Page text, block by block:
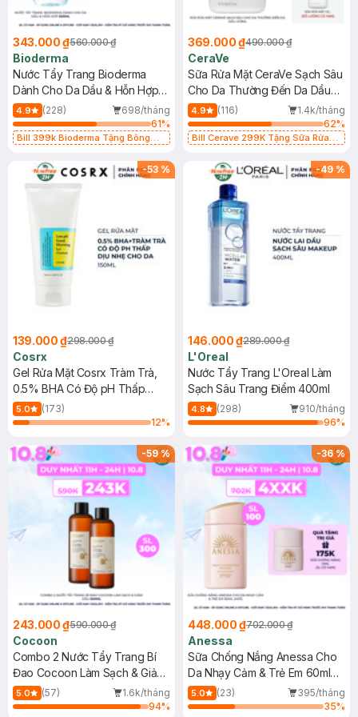
343.000 ₫560.000 ₫
Bioderma
Nước Tẩy Trang Bioderma
Dành Cho Da Dầu & Hỗn Hợp
500ml
4.9 (228)
698/tháng
61%
Bill 399k Bioderma Tặng Bông
369.000 ₫490.000 ₫
CeraVe
Sữa Rửa Mặt CeraVe Sạch Sâu
Cho Da Thường Đến Da Dầu
473ml
4.9 (116)
1.4k/tháng
62%
Bill Cerave 299K Tặng Sữa Rửa
-53 %
139.000 ₫298.000 ₫
Cosrx
Gel Rửa Mặt Cosrx Tràm Trà,
0.5% BHA Có Độ pH Thấp
150ml
5.0
(173)
12%
-49 %
146.000 ₫289.000 ₫
L'Oreal
Nước Tẩy Trang L'Oreal Làm
Sạch Sâu Trang Điểm 400ml
4.8 (298)
910/tháng
96%
-59%
243.000 ₫590.000 ₫
Cocoon
Combo 2 Nước Tẩy Trang Bí
Đao Cocoon Làm Sạch & Giảm
Dầu 500ml
5.0 (57)
1.6k/tháng
94%
-36%
448.000 ₫702.000 ₫
Anessa
Sữa Chống Nắng Anessa Cho
Da Nhạy Cảm & Trẻ Em 60ml
(Mới)
5.0 (23)
395/tháng
35%